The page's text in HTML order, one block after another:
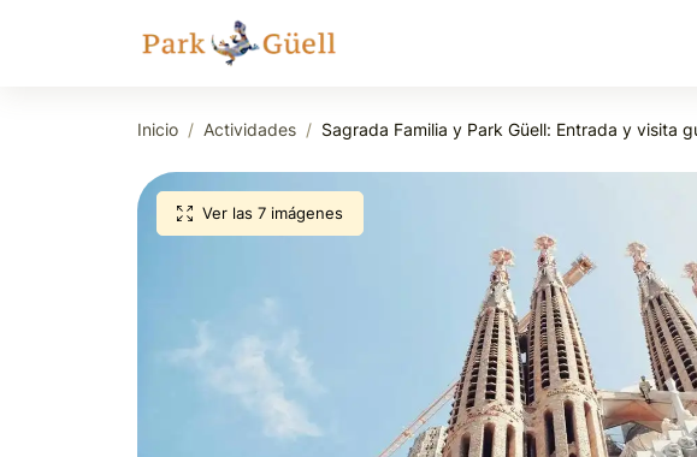
Inicio Actividades Sagrada Familia y Park Güell: Entrada y visita
Ver las 7 imágenes